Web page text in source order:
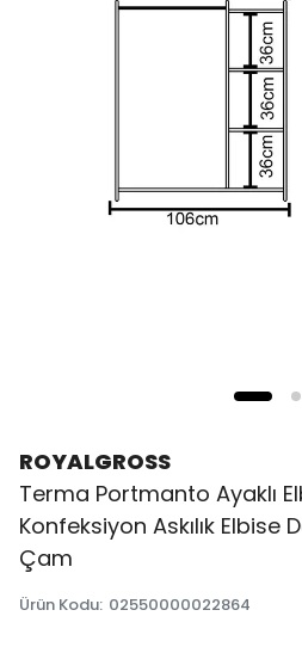
ROYALGROSS
Terma Portmanto Ayaklı
Konfeksiyon Askılık Elbise
Çam
Ürün Kodu: 02550000022864